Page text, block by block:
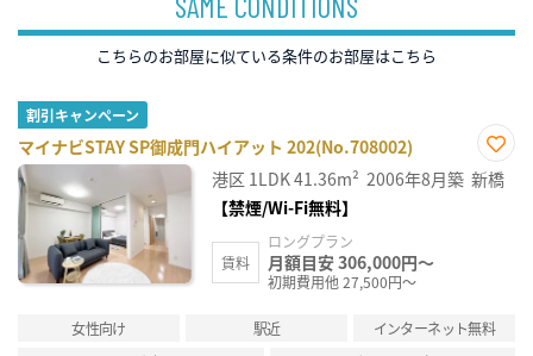
こちらのお部屋に似ている条件のお部屋はこちら
割引キャンペーン
マイナビSTAY SP御成門ハイアット 202(No.708002)
お気
に入
港区 1LDK41.36m² 2006年8月築 新橋
【禁煙/Wi-Fi無料】
賃料
ロングプラン
月額目安 306,000円～
初期費用他 27,500円～
女性向け 駅近
インターネット無料